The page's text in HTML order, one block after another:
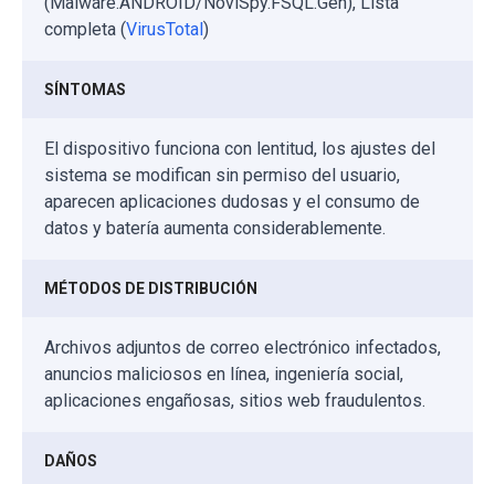
completa (VirusTotal)
SÍNTOMAS
El dispositivo funciona con lentitud, los ajustes del
sistema se modifican sin permiso del usuario,
aparecen aplicaciones dudosas y el consumo de
datos y batería aumenta considerablemente.
MÉTODOS DE DISTRIBUCIÓN
Archivos adjuntos de correo electrónico infectados,
anuncios maliciosos en línea, ingeniería social,
aplicaciones engañosas, sitios web fraudulentos.
DAÑOS